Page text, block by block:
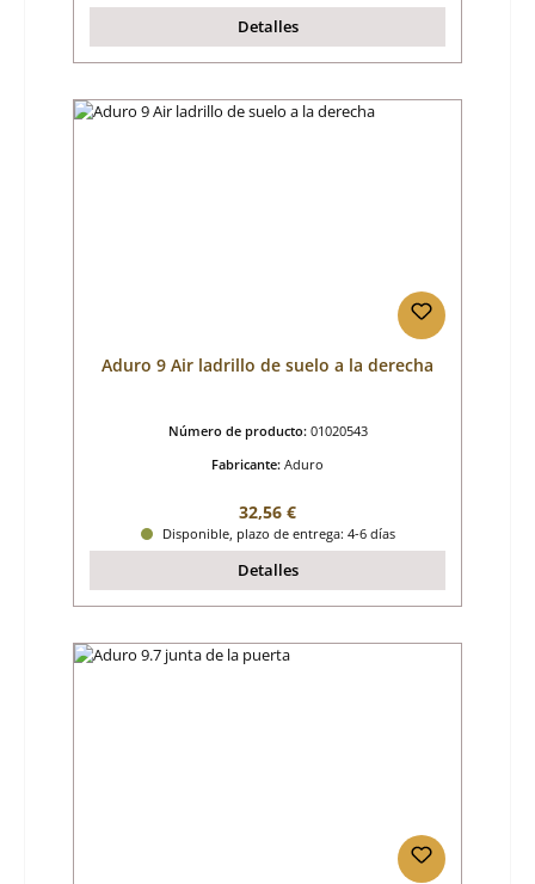
Detalles
Aduro 9 Air ladrillo de suelo a la derecha
Número de producto: 01020543
Fabricante: Aduro
Precio normal:
32,56 €
Disponible, plazo de entrega: 4-6 días
Detalles